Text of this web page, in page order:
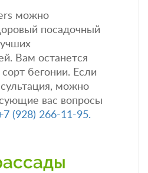
можно
посадочный
Вам останется
бегонии. Если
можно
вас вопросы
(928) 266-11-95.